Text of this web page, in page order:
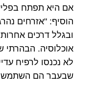
אם היא תפתח
הוסיף: "אזרחים
ובגלל דרכים
אוכלוסיה. הבהרתי
לא נכנסו לרפיח
שבעבר הם השתמשו